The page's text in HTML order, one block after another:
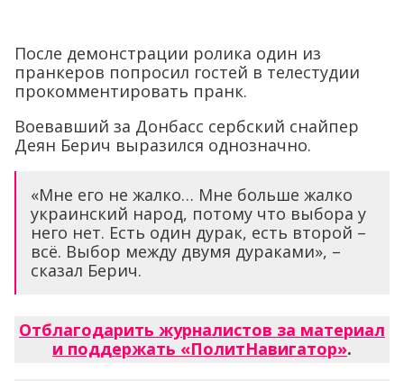
После демонстрации ролика один из
пранкеров попросил гостей в телестудии
прокомментировать пранк.
Воевавший за Донбасс сербский снайпер
Деян Берич выразился однозначно.
«Мне его не жалко… Мне больше жалко
украинский народ, потому что выбора у
него нет. Есть один дурак, есть второй –
всё. Выбор между двумя дураками», –
сказал Берич.
Отблагодарить журналистов за материал
и поддержать «ПолитНавигатор».